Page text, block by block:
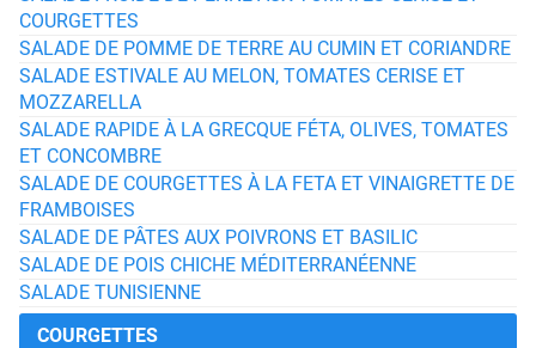
COURGETTES
SALADE DE POMME DE TERRE AU CUMIN ET CORIANDRE
SALADE ESTIVALE AU MELON, TOMATES CERISE ET
MOZZARELLA
SALADE RAPIDE À LA GRECQUE FÉTA, OLIVES, TOMATES
ET CONCOMBRE
SALADE DE COURGETTES À LA FETA ET VINAIGRETTE DE
FRAMBOISES
SALADE DE PÂTES AUX POIVRONS ET BASILIC
SALADE DE POIS CHICHE MÉDITERRANÉENNE
SALADE TUNISIENNE
COURGETTES